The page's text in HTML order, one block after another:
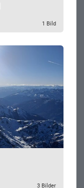
1 Bild
3 Bilder